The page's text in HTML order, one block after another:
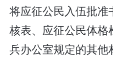
将应征公民入伍批
核表、应征公民体
兵办公室规定的其他